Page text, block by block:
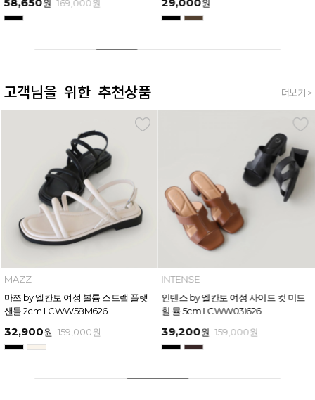
원 169,000원 원
고객님을 위한 추천상품 더보기 >
MAZZ
마쯔 by 엘칸토 여성 볼륨 스트랩 플랫
샌들 2cm LCWW58M626
32,900원 159,000원
INTENSE
인텐스 by 엘칸토 여성 사이드 컷 미드
힐 뮬 5cm LCWW03I626
39,200원 159,000원